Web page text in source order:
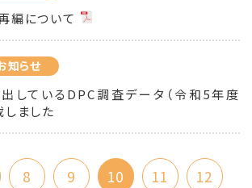
編について
知らせ
しているDPC調査データ（令和5年度
ました
8 9 10 11
12